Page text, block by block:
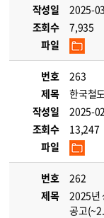
작성일
2025-
조회수
7,935
파일
번호
263
제목
한국철
작성일
2025-
조회수
13,247
파일
번호
262
제목
2025년
공고